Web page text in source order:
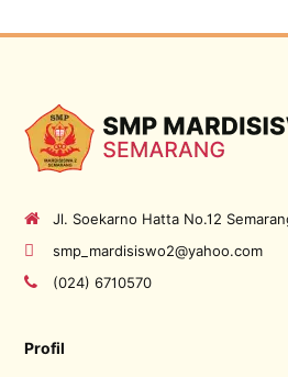
Jl. Soekarno Hatta No.12
smp_mardisiswo2@yahoo.com
(024) 6710570
Profil